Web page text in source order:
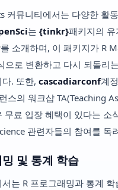
커뮤니티에서는 다양한 활
는 {tinkr}패키지의 유
를 소개하며, 이 패키지가 R
으로 변환하고 다시 되돌리
. 또한, cascadiarconf계
스의 워크샵 TA(Teaching
무료 입장 혜택이 있다는 소
관련자들의 참여를 독
및 통계 학습
는 R 프로그래밍과 통계